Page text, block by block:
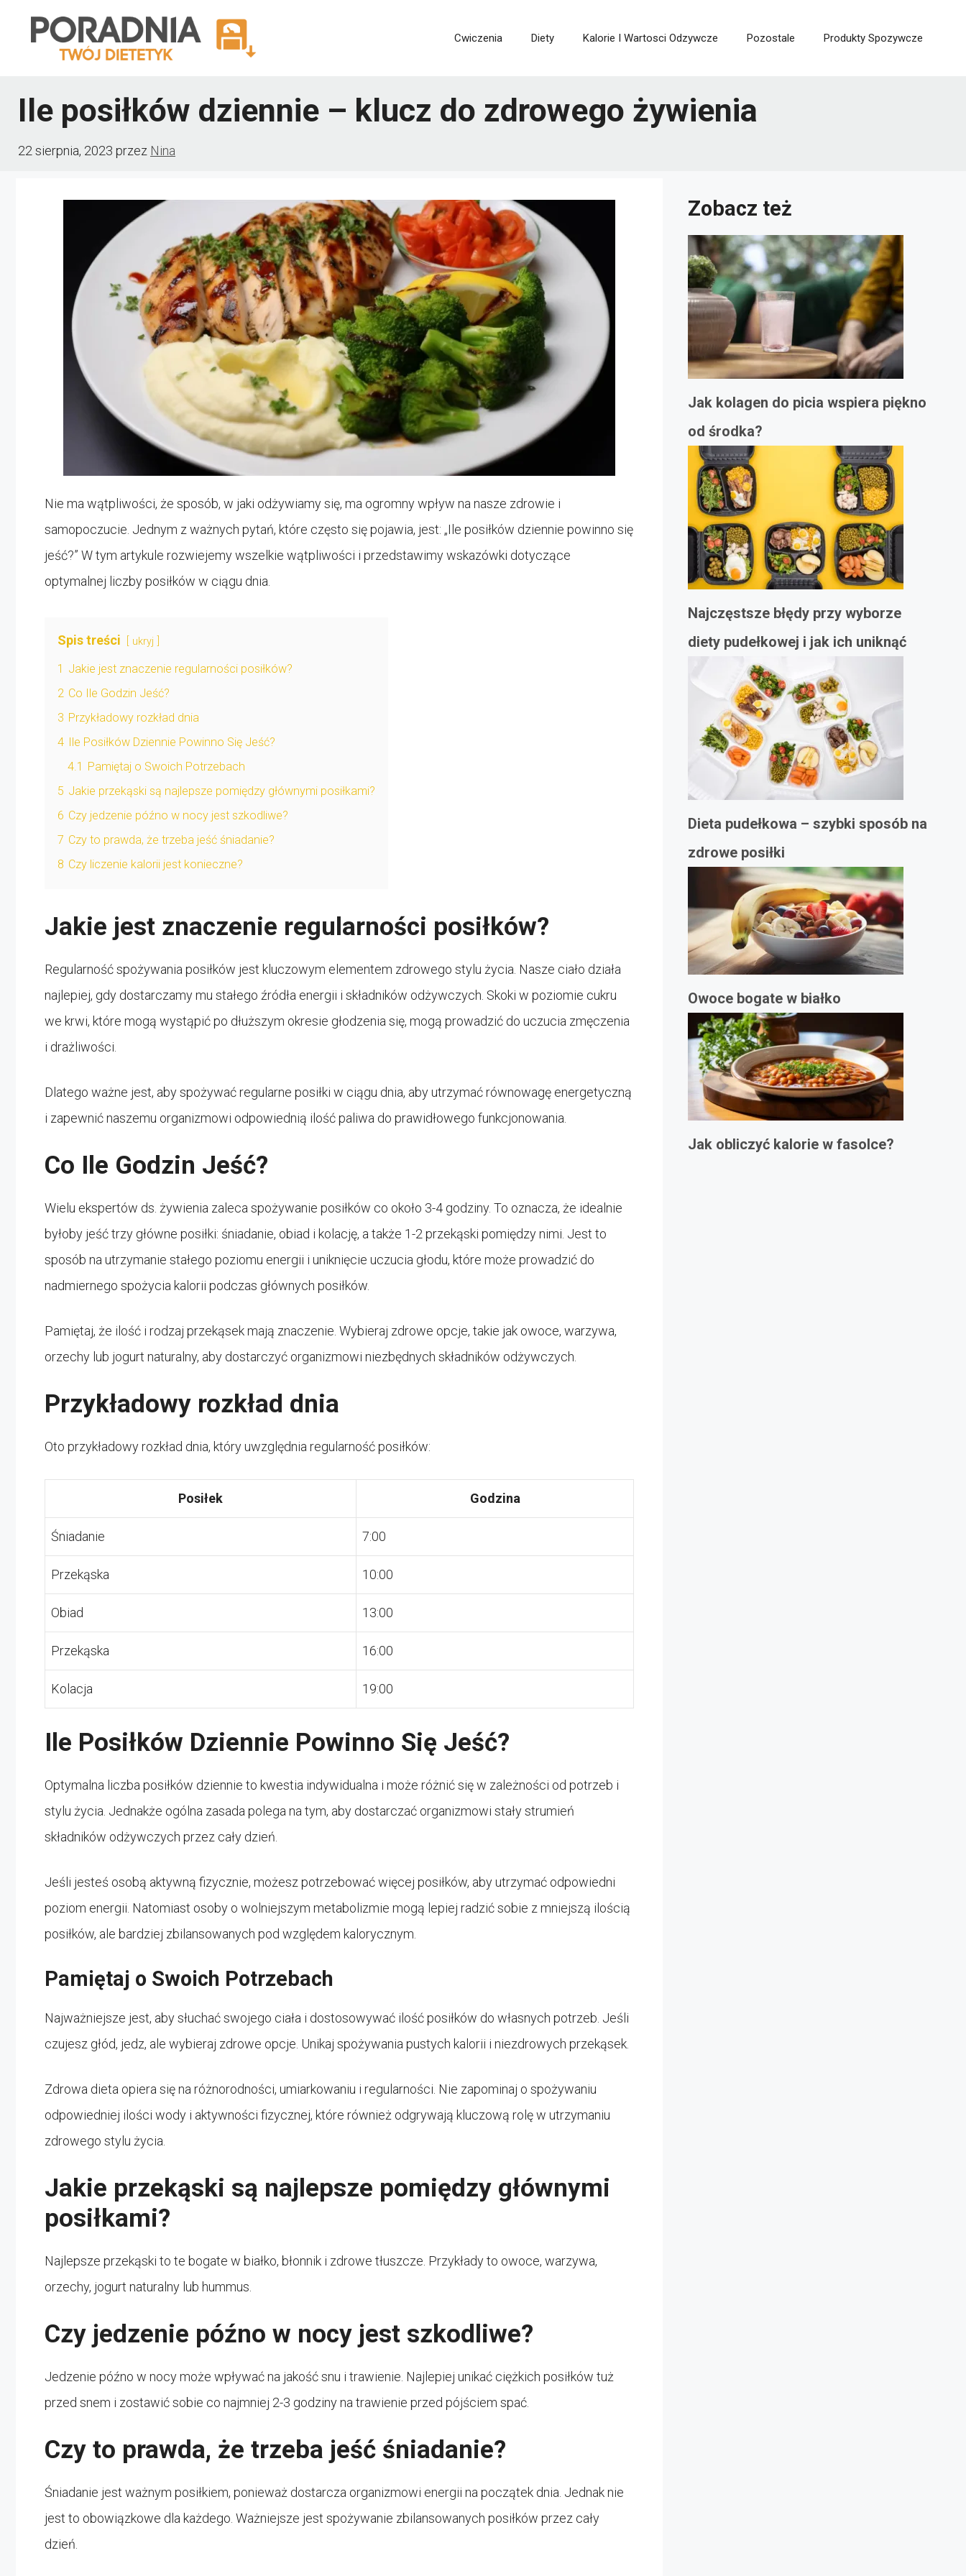
Cwiczenia Diety Kalorie I Wartosci Odzywcze Pozostale Produkty Spozywcze
Ile posiłków dziennie – klucz do zdrowego żywienia
22 sierpnia, 2023 przez Nina
Nie ma wątpliwości, że sposób, w jaki odżywiamy się, ma ogromny wpływ na nasze zdrowie i
samopoczucie. Jednym z ważnych pytań, które często się pojawia, jest: „Ile posiłków dziennie powinno się
jeść?” W tym artykule rozwiejemy wszelkie wątpliwości i przedstawimy wskazówki dotyczące
optymalnej liczby posiłków w ciągu dnia.
Spis treści ukryj
1 Jakie jest znaczenie regularności posiłków?
2 Co Ile Godzin Jeść?
3 Przykładowy rozkład dnia
4
Ile Posiłków Dziennie Powinno Się Jeść?
4.1
Pamiętaj o Swoich Potrzebach
5 Jakie przekąski są najlepsze pomiędzy głównymi posiłkami?
6 Czy jedzenie późno w nocy jest szkodliwe?
7 Czy to prawda, że trzeba jeść śniadanie?
8 Czy liczenie kalorii jest konieczne?
Jakie jest znaczenie regularności posiłków?
Regularność spożywania posiłków jest kluczowym elementem zdrowego stylu życia. Nasze ciało działa
najlepiej, gdy dostarczamy mu stałego źródła energii i składników odżywczych. Skoki w poziomie cukru
we krwi, które mogą wystąpić po dłuższym okresie głodzenia się, mogą prowadzić do uczucia zmęczenia
i drażliwości.
Dlatego ważne jest, aby spożywać regularne posiłki w ciągu dnia, aby utrzymać równowagę energetyczną
i zapewnić naszemu organizmowi odpowiednią ilość paliwa do prawidłowego funkcjonowania.
Co Ile Godzin Jeść?
Wielu ekspertów ds. żywienia zaleca spożywanie posiłków co około 3-4 godziny. To oznacza, że idealnie
byłoby jeść trzy główne posiłki: śniadanie, obiad i kolację, a także 1-2 przekąski pomiędzy nimi. Jest to
sposób na utrzymanie stałego poziomu energii i uniknięcie uczucia głodu, które może prowadzić do
nadmiernego spożycia kalorii podczas głównych posiłków.
Pamiętaj, że ilość i rodzaj przekąsek mają znaczenie. Wybieraj zdrowe opcje, takie jak owoce, warzywa,
orzechy lub jogurt naturalny, aby dostarczyć organizmowi niezbędnych składników odżywczych.
Przykładowy rozkład dnia
Oto przykładowy rozkład dnia, który uwzględnia regularność posiłków:
Posiłek Godzina
Śniadanie 7:00
Przekąska 10:00
Obiad 13:00
Przekąska 16:00
Kolacja 19:00
Ile Posiłków Dziennie Powinno Się Jeść?
Optymalna liczba posiłków dziennie to kwestia indywidualna i może różnić się w zależności od potrzeb i
stylu życia. Jednakże ogólna zasada polega na tym, aby dostarczać organizmowi stały strumień
składników odżywczych przez cały dzień.
Jeśli jesteś osobą aktywną fizycznie, możesz potrzebować więcej posiłków, aby utrzymać odpowiedni
poziom energii. Natomiast osoby o wolniejszym metabolizmie mogą lepiej radzić sobie z mniejszą ilością
posiłków, ale bardziej zbilansowanych pod względem kalorycznym.
Pamiętaj o Swoich Potrzebach
Najważniejsze jest, aby słuchać swojego ciała i dostosowywać ilość posiłków do własnych potrzeb. Jeśli
czujesz głód, jedz, ale wybieraj zdrowe opcje. Unikaj spożywania pustych kalorii i niezdrowych przekąsek.
Zdrowa dieta opiera się na różnorodności, umiarkowaniu i regularności. Nie zapominaj o spożywaniu
odpowiedniej ilości wody i aktywności fizycznej, które również odgrywają kluczową rolę w utrzymaniu
zdrowego stylu życia.
Jakie przekąski są najlepsze pomiędzy głównymi
posiłkami?
Najlepsze przekąski to te bogate w białko, błonnik i zdrowe tłuszcze. Przykłady to owoce, warzywa,
orzechy, jogurt naturalny lub hummus.
Czy jedzenie późno w nocy jest szkodliwe?
Jedzenie późno w nocy może wpływać na jakość snu i trawienie. Najlepiej unikać ciężkich posiłków tuż
przed snem i zostawić sobie co najmniej 2-3 godziny na trawienie przed pójściem spać.
Czy to prawda, że trzeba jeść śniadanie?
Śniadanie jest ważnym posiłkiem, ponieważ dostarcza organizmowi energii na początek dnia. Jednak nie
jest to obowiązkowe dla każdego. Ważniejsze jest spożywanie zbilansowanych posiłków przez cały
dzień.
Zobacz też
Jak kolagen do picia wspiera piękno
od środka?
Najczęstsze błędy przy wyborze
diety pudełkowej i jak ich uniknąć
Dieta pudełkowa – szybki sposób na
zdrowe posiłki
Owoce bogate w białko
Jak obliczyć kalorie w fasolce?